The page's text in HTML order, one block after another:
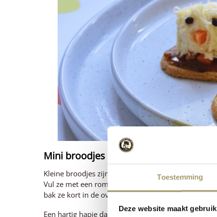
Toestemming
Deze website maakt
Mini broodjes met kaas
Kleine broodjes zijn ideaal voor een paasbrunch of
Vul ze met een romige kaasdip, kruidenkaas of
bak ze kort in de oven tot ze goudbruin zijn.
Een hartig hapje dat altijd in de smaak valt.